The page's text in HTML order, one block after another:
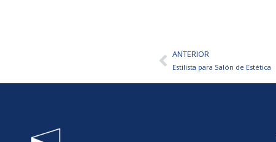
AntANTERIOR
Estilista para Salón de Estética